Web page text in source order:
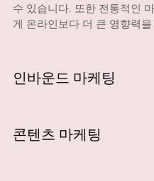
수 있습니다. 또한 전통적인
게 온라인보다 더 큰 영향력
인바운드 마케팅
콘텐츠 마케팅